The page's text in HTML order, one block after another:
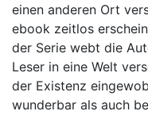
einen anderen Ort
ebook zeitlos
der Serie webt die
Leser in eine Welt
der Existenz
wunderbar als auch